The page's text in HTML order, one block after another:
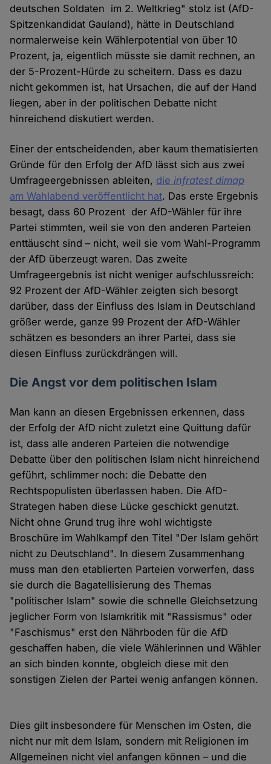
deutschen Soldaten im 2. Weltkrieg" stolz ist (AfD-
Spitzenkandidat Gauland), hätte in Deutschland
normalerweise kein Wählerpotential von über 10
Prozent, ja, eigentlich müsste sie damit rechnen, an
der 5-Prozent-Hürde zu scheitern. Dass es dazu
nicht gekommen ist, hat Ursachen, die auf der Hand
liegen, aber in der politischen Debatte nicht
hinreichend diskutiert werden.
Einer der entscheidenden, aber kaum thematisierten
Gründe für den Erfolg der AfD lässt sich aus zwei
Umfrageergebnissen ableiten, dieinfratest dimap
am Wahlabend veröffentlicht hat. Das erste Ergebnis
besagt, dass 60 Prozent der AfD-Wähler für ihre
Partei stimmten, weil sie von den anderen Parteien
enttäuscht sind – nicht, weil sie vom Wahl-Programm
der AfD überzeugt waren. Das zweite
Umfrageergebnis ist nicht weniger aufschlussreich:
92 Prozent der AfD-Wähler zeigten sich besorgt
darüber, dass der Einfluss des Islam in Deutschland
größer werde, ganze 99 Prozent der AfD-Wähler
schätzen es besonders an ihrer Partei, dass sie
diesen Einfluss zurückdrängen will.
Die Angst vor dem politischen Islam
Man kann an diesen Ergebnissen erkennen, dass
der Erfolg der AfD nicht zuletzt eine Quittung dafür
ist, dass alle anderen Parteien die notwendige
Debatte über den politischen Islam nicht hinreichend
geführt, schlimmer noch: die Debatte den
Rechtspopulisten überlassen haben. Die AfD-
Strategen haben diese Lücke geschickt genutzt.
Nicht ohne Grund trug ihre wohl wichtigste
Broschüre im Wahlkampf den Titel "Der Islam gehört
nicht zu Deutschland". In diesem Zusammenhang
muss man den etablierten Parteien vorwerfen, dass
sie durch die Bagatellisierung des Themas
"politischer Islam" sowie die schnelle Gleichsetzung
jeglicher Form von Islamkritik mit "Rassismus" oder
"Faschismus" erst den Nährboden für die AfD
geschaffen haben, die viele Wählerinnen und Wähler
an sich binden konnte, obgleich diese mit den
sonstigen Zielen der Partei wenig anfangen können.
Dies gilt insbesondere für Menschen im Osten, die
nicht nur mit dem Islam, sondern mit Religionen im
Allgemeinen nicht viel anfangen können – und die